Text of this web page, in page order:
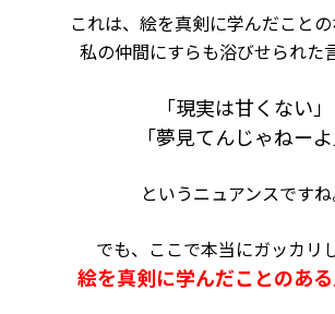
これは、絵を真剣に学んだことの
私の仲間にすらも浴びせられた
「現実は甘くない」
「夢見てんじゃねーよ
というニュアンスですね
でも、ここで本当にガッカリ
絵を真剣に学んだことのあ